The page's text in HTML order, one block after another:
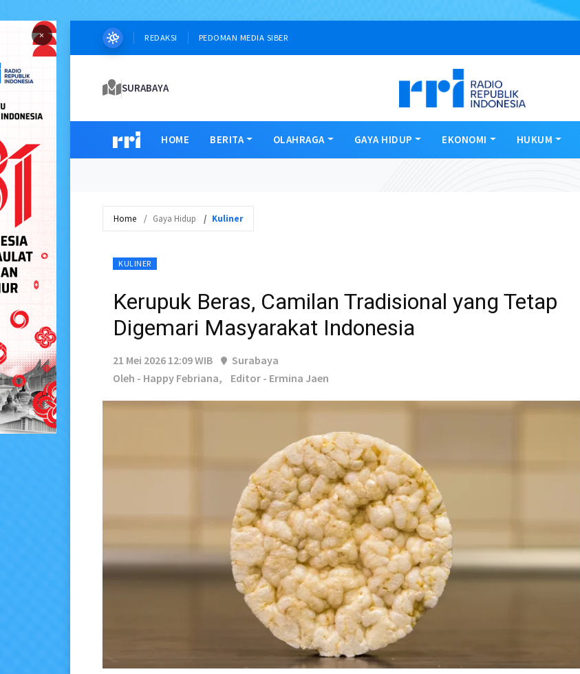
× REDAKSI PEDOMAN MEDIA SIBER
SURABAYA
HOME BERITA OLAHRAGA GAYA HIDUP EKONOMI HUKUM
Home Gaya Hidup Kuliner
KULINER
Kerupuk Beras, Camilan Tradisional yang Tetap
Digemari Masyarakat Indonesia
21 Mei 2026 12:09 WIB
Surabaya
Oleh - Happy Febriana,
Editor - Ermina Jaen